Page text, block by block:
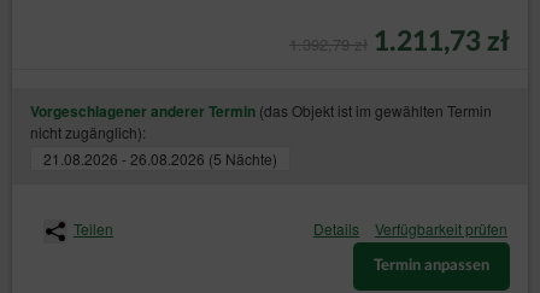
1.392,79 zł 1.211,73 zł
Vorgeschlagener anderer Termin (das Objekt ist im gewählten Termin
nicht zugänglich):
21.08.2026 - 26.08.2026 (5 Nächte)
Teilen Details Verfügbarkeit prüfen
Termin anpassen